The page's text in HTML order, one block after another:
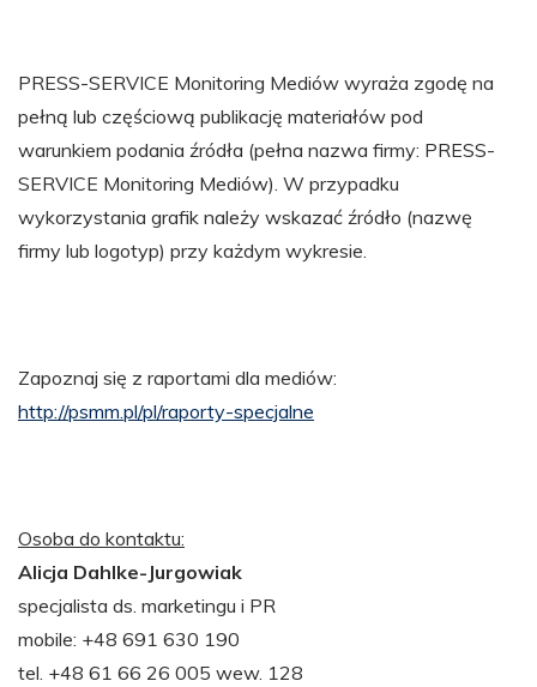
PRESS-SERVICE Monitoring Mediów wyraża zgodę na
pełną lub częściową publikację materiałów pod
warunkiem podania źródła (pełna nazwa firmy: PRESS-
SERVICE Monitoring Mediów). W przypadku
wykorzystania grafik należy wskazać źródło (nazwę
firmy lub logotyp) przy każdym wykresie.
Zapoznaj się z raportami dla mediów:
http://psmm.pl/pl/raporty-specjalne
Osoba do kontaktu:
Alicja Dahlke-Jurgowiak
specjalista ds. marketingu i PR
mobile: +48 691 630 190
tel. +48 61 66 26 005 wew. 128